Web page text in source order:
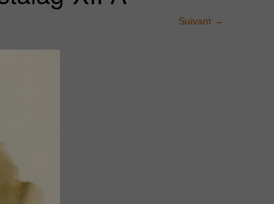
Suivant →